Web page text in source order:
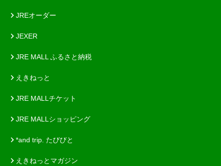
JREオーダー
JEXER
JRE MALL ふるさと納税
えきねっと
JRE MALLチケット
JRE MALLショッピング
*and trip. たびびと
えきねっとマガジン